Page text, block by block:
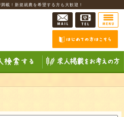
載！新規就農を希望する方も大歓迎！